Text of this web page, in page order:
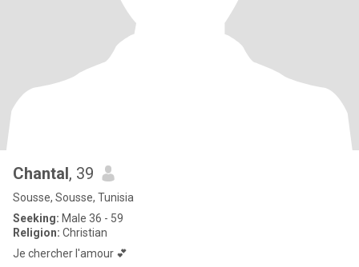
Chantal, 39
Sousse, Sousse, Tunisia
Seeking: Male 36 - 59
Religion: Christian
Je chercher l'amour 💕